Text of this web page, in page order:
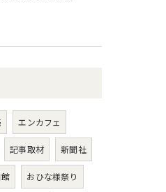
エンカフェ
記事取材 新聞社
おひな様祭り